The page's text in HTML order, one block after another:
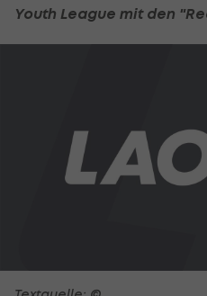
Youth League mit den